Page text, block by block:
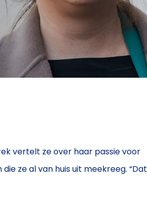
vertelt ze over haar passie voor
ze al van huis uit meekreeg. “Dat